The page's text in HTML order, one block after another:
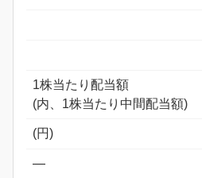
1株当たり配当額
(内、1株当たり中間配当額)
(円)
―